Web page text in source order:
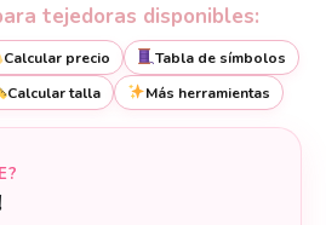
tejedoras disponibles:
Calcular precio
Tabla de símbolos
Calcular talla Más herramientas